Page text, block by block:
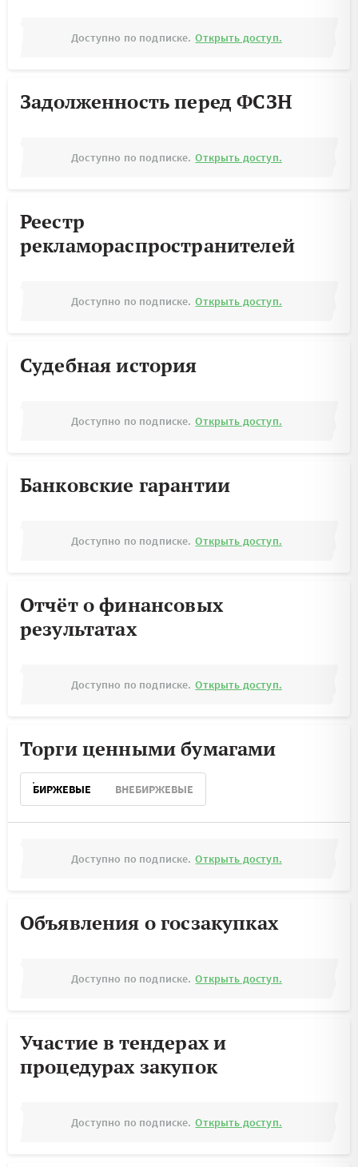
Доступно по подписке. Открыть доступ.
Задолженность перед ФСЗН
Доступно по подписке. Открыть доступ.
Реестр
рекламораспространителей
Доступно по подписке. Открыть доступ.
Судебная история
Доступно по подписке. Открыть доступ.
Банковские гарантии
Доступно по подписке. Открыть доступ.
Отчёт о финансовых
результатах
Доступно по подписке. Открыть доступ.
Торги ценными бумагами
БИРЖЕВЫЕ ВНЕБИРЖЕВЫЕ
Доступно по подписке. Открыть доступ.
Объявления о госзакупках
Доступно по подписке. Открыть доступ.
Участие в тендерах и
процедурах закупок
Доступно по подписке. Открыть доступ.